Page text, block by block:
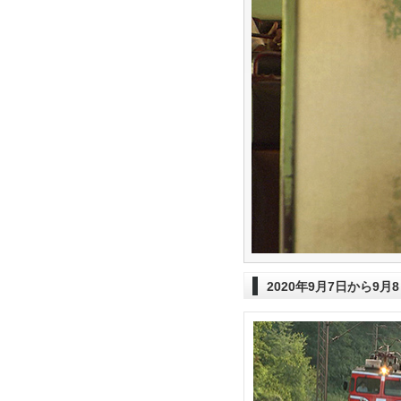
2020年9月7日から9月